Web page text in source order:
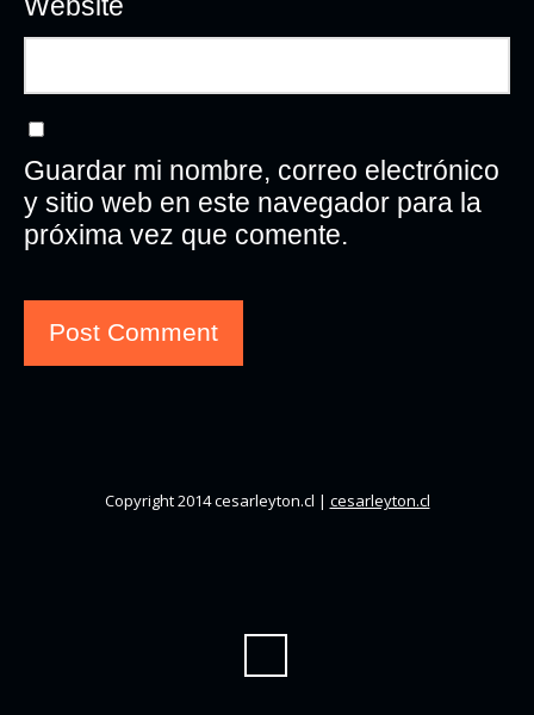
Guardar mi nombre, correo electrónico
y sitio web en este navegador para la
próxima vez que comente.
Copyright 2014 cesarleyton.cl | cesarleyton.cl